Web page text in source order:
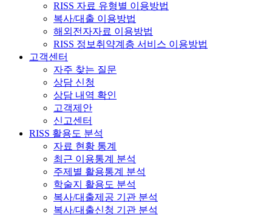
RISS 자료 유형별 이용방법
복사/대출 이용방법
해외전자자료 이용방법
RISS 정보취약계층 서비스 이용방법
고객센터
자주 찾는 질문
상담 신청
상담 내역 확인
고객제안
신고센터
RISS 활용도 분석
자료 현황 통계
최근 이용통계 분석
주제별 활용통계 분석
학술지 활용도 분석
복사/대출제공 기관 분석
복사/대출신청 기관 분석